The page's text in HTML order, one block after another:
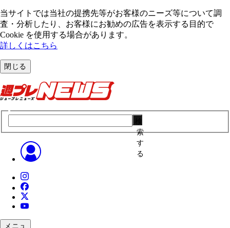
当サイトでは当社の提携先等がお客様のニーズ等について調
査・分析したり、お客様にお勧めの広告を表⽰する⽬的で
Cookie を使⽤する場合があります。
詳しくはこちら
閉じる
索
す
る
メニュ